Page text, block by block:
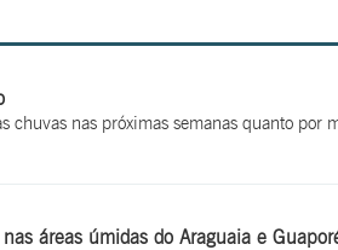
nas próximas semanas quanto por
áreas úmidas do Araguaia e